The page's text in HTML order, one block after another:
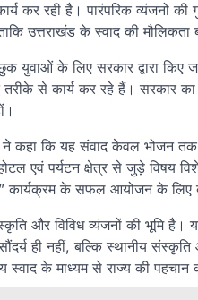
कर रही है। पारंपरिक व्यंजनों
उत्तराखंड के स्वाद की मौलिकता
युवाओं के लिए सरकार द्वारा किए
से कार्य कर रहे हैं। सरकार
ने कहा कि यह संवाद केवल भोजन
एवं पर्यटन क्षेत्र से जुड़े विषय
कार्यक्रम के सफल आयोजन के लिए
और विविध व्यंजनों की भूमि
ही नहीं, बल्कि स्थानीय
स्वाद के माध्यम से राज्य की